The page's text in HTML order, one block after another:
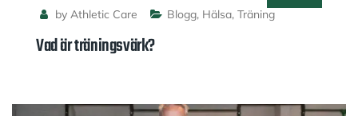
by Athletic Care Blogg, Hälsa,Träning
Vad är träningsvärk?